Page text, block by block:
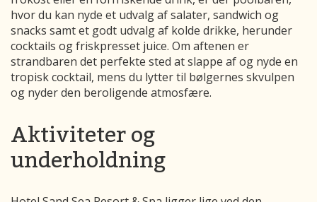
hvor du kan nyde et udvalg af salater, sandwich og
snacks samt et godt udvalg af kolde drikke, herunder
cocktails og friskpresset juice. Om aftenen er
strandbaren det perfekte sted at slappe af og nyde en
tropisk cocktail, mens du lytter til bølgernes skvulpen
og nyder den beroligende atmosfære.
Aktiviteter og
underholdning